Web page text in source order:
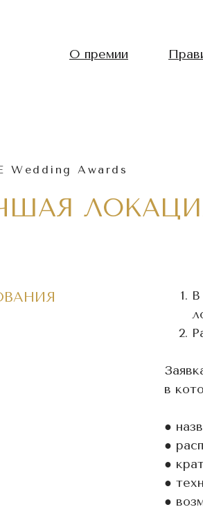
О премии
Wedding Awards
в
●
●
●
●
●